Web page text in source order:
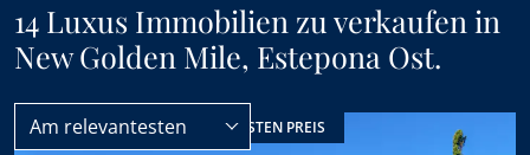
14 Luxus Immobilien zu verkaufen in
New Golden Mile, Estepona Ost.
New Golden Mile
Am relevantesten
PREIS REDUZIERT BESTEN PREIS